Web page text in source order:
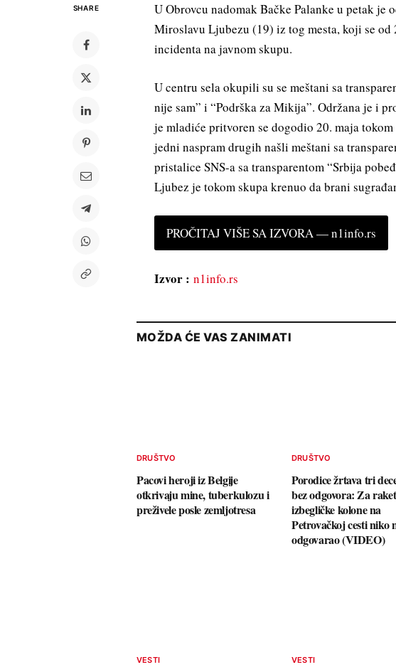
SHARE
U Obrovcu nadomak Bačke Palanke u petak je
Miroslavu Ljubezu (19) iz tog mesta, koji se
incidenta na javnom skupu.
U centru sela okupili su se meštani sa
nije sam” i “Podrška za Mikija”. Održana je i
je mladiće pritvoren se dogodio 20. maja tokom
jedni naspram drugih našli meštani sa
pristalice SNS-a sa transparentom “Srbija
Ljubez je tokom skupa krenuo da brani
PROČITAJ VIŠE SA IZVORA — n1info.rs
Izvor : n1info.rs
MOŽDA ĆE VAS ZANIMATI
DRUŠTVO
Pacovi heroji iz Belgije
otkrivaju mine, tuberkulozu i
preživele posle zemljotresa
DRUŠTVO
Porodice žrtava tri
bez odgovora: Za
izbegličke kolone na
Petrovačkoj cesti niko
odgovarao (VIDEO)
VESTI VESTI